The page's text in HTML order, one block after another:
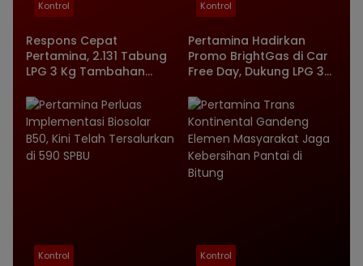
Kontrol
Respons Cepat
Pertamina, 2.131 Tabung
LPG 3 Kg Tambahan
Wilayah Sulsel
Kontrol
Pertamina Hadirkan
Promo BrightGas di Car
Free Day, Dukung LPG 3
Kontrol Kontrol